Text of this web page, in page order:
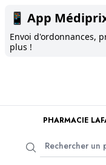
📱 App
Envoi d'ordonnances,
plus !
PHARMACIE